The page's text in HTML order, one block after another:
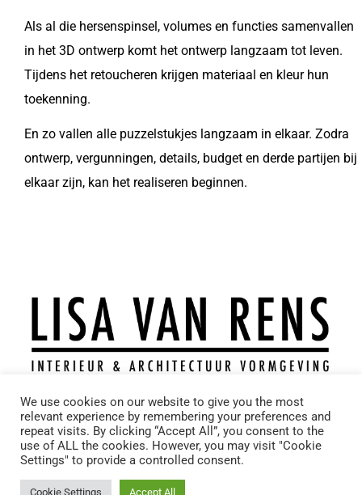
Als al die hersenspinsel, volumes en functies samenvallen
in het 3D ontwerp komt het ontwerp langzaam tot leven.
Tijdens het retoucheren krijgen materiaal en kleur hun
toekenning.
En zo vallen alle puzzelstukjes langzaam in elkaar. Zodra
ontwerp, vergunningen, details, budget en derde partijen bij
elkaar zijn, kan het realiseren beginnen.
T.: +31 6 11743969
M.: info@lisavanrens.nl
A.: Molenveldweg 9 – 5953KT – Reuver
Voor leuke interieurtips
We use cookies on our website to give you the most
relevant experience by remembering your preferences and
repeat visits. By clicking “Accept All”, you consent to the
use of ALL the cookies. However, you may visit "Cookie
Settings" to provide a controlled consent.
Cookie Settings Accept All